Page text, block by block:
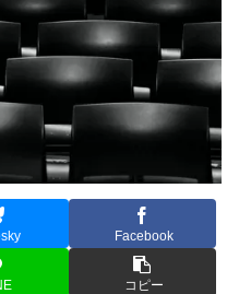
Facebook
コピー